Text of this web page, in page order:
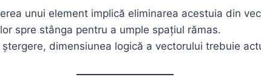
unui element implică eliminarea acestuia din
spre stânga pentru a umple spațiul rămas.
ștergere, dimensiunea logică a vectorului trebuie